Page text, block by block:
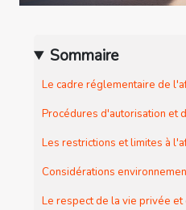
Sommaire
Le cadre réglementaire de
Procédures d'autorisation et
Les restrictions et limites à
Considérations
Le respect de la vie privée